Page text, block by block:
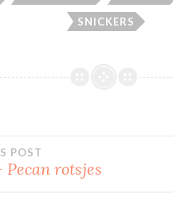
SNICKERS
POST
Pecan rotsjes